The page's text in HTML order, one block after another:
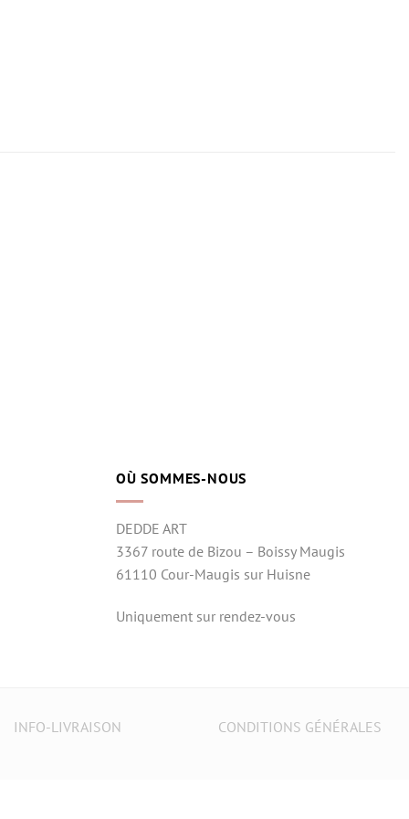
OÙ SOMMES-NOUS
DEDDE ART
3367 route de Bizou – Boissy Maugis
61110 Cour-Maugis sur Huisne
Uniquement sur rendez-vous
INFO-LIVRAISON CONDITIONS GÉNÉRALES